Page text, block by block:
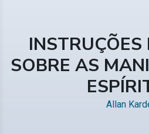
SOBRE AS
Allan